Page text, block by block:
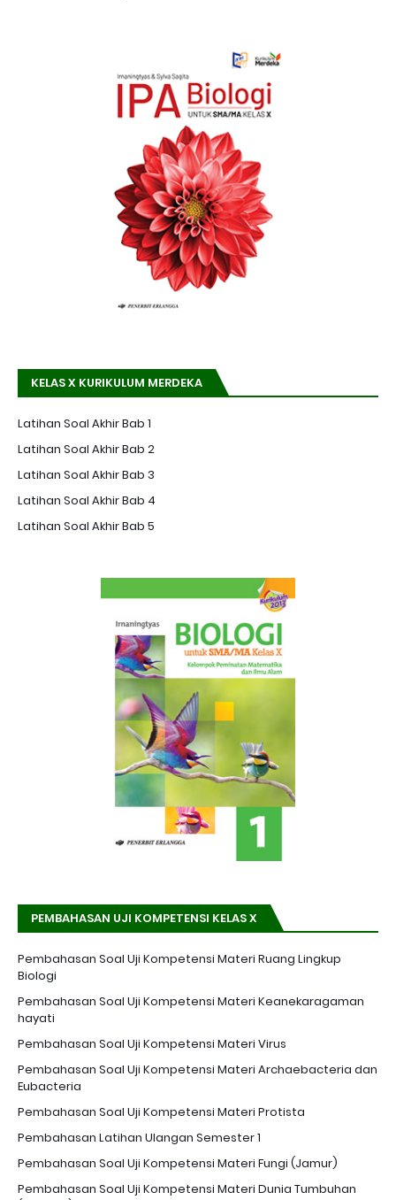
KELAS X KURIKULUM MERDEKA
Latihan Soal Akhir Bab 1
Latihan Soal Akhir Bab 2
Latihan Soal Akhir Bab 3
Latihan Soal Akhir Bab 4
Latihan Soal Akhir Bab 5
PEMBAHASAN UJI KOMPETENSI KELAS X
Pembahasan Soal Uji Kompetensi Materi Ruang Lingkup
Biologi
Pembahasan Soal Uji Kompetensi Materi Keanekaragaman
hayati
Pembahasan Soal Uji Kompetensi Materi Virus
Pembahasan Soal Uji Kompetensi Materi Archaebacteria dan
Eubacteria
Pembahasan Soal Uji Kompetensi Materi Protista
Pembahasan Latihan Ulangan Semester 1
Pembahasan Soal Uji Kompetensi Materi Fungi (Jamur)
Pembahasan Soal Uji Kompetensi Materi Dunia Tumbuhan